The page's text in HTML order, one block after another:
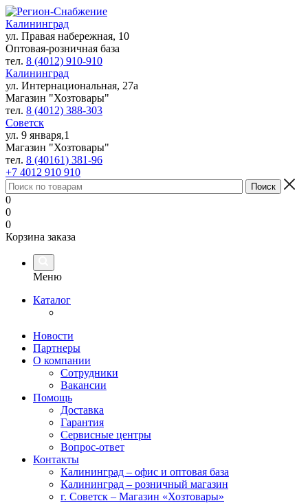
Калининград
ул. Правая набережная, 10
Оптовая-розничная база
тел. 8 (4012) 910-910
Калининград
ул. Интернациональная, 27а
Магазин "Хозтовары"
тел. 8 (4012) 388-303
Советск
ул. 9 января,1
Магазин "Хозтовары"
тел. 8 (40161) 381-96
+7 4012 910 910
0
0
0
Корзина заказа
Меню
Каталог
Новости
Партнеры
О компании
Сотрудники
Вакансии
Помощь
Доставка
Гарантия
Сервисные центры
Вопрос-ответ
Контакты
Калининград – офис и оптовая база
Калининград – розничный магазин
г. Советск – Магазин «Хозтовары»